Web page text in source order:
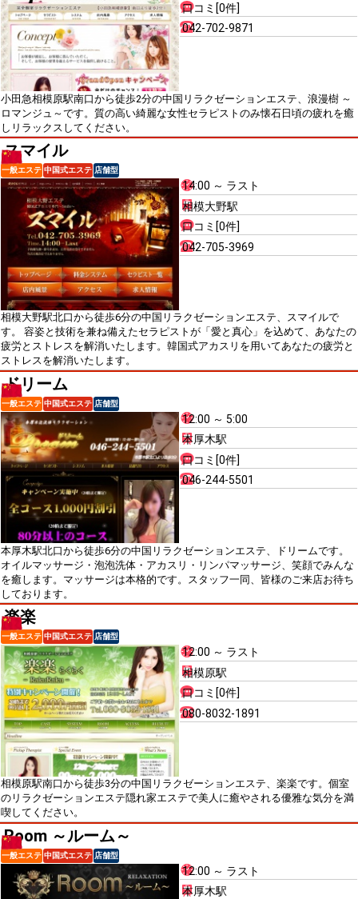
口コミ[0件]
042-702-9871
小田急相模原駅南口から徒歩2分の中国リラクゼーションエステ、浪漫樹 ～
ロマンジュ～です。質の高い綺麗な女性セラピストのみ懐石日頃の疲れを癒
しリラックスしてください。
スマイル
一般エステ 中国式エステ 店舗型
14:00 ～ ラスト
相模大野駅
口コミ[0件]
042-705-3969
相模大野駅北口から徒歩6分の中国リラクゼーションエステ、スマイルで
す。 容姿と技術を兼ね備えたセラピストが「愛と真心」を込めて、あなたの
疲労とストレスを解消いたします。韓国式アカスリを用いてあなたの疲労と
ストレスを解消いたします。
ドリーム
一般エステ 中国式エステ 店舗型
12:00 ～ 5:00
本厚木駅
口コミ[0件]
046-244-5501
本厚木駅北口から徒歩6分の中国リラクゼーションエステ、ドリームです。
オイルマッサージ・泡泡洗体・アカスリ・リンパマッサージ、笑顔でみんな
を癒します。マッサージは本格的です。スタッフ一同、皆様のご来店お待ち
しております。
楽楽
一般エステ 中国式エステ 店舗型
12:00 ～ ラスト
相模原駅
口コミ[0件]
080-8032-1891
相模原駅南口から徒歩3分の中国リラクゼーションエステ、楽楽です。個室
のリラクゼーションエステ隠れ家エステで美人に癒やされる優雅な気分を満
喫してください。
Room ～ルーム～
一般エステ 中国式エステ 店舗型
12:00 ～ ラスト
本厚木駅